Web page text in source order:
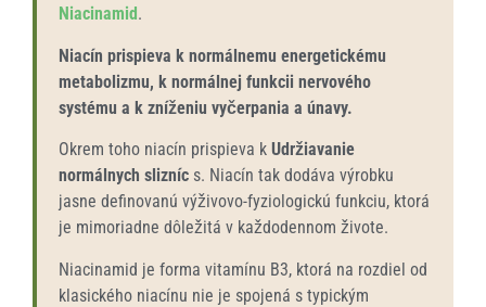
Niacinamid .
Niacín prispieva k normálnemu energetickému
metabolizmu, k normálnej funkcii nervového
systému a k zníženiu vyčerpania a únavy.
Okrem toho niacín prispieva k Udržiavanie
normálnych slizníc s. Niacín tak dodáva výrobku
jasne definovanú výživovo-fyziologickú funkciu, ktorá
je mimoriadne dôležitá v každodennom živote.
Niacinamid je forma vitamínu B3, ktorá na rozdiel od
klasického niacínu nie je spojená s typickým